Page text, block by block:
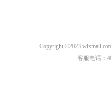
Copyright ©2023
客服电话：